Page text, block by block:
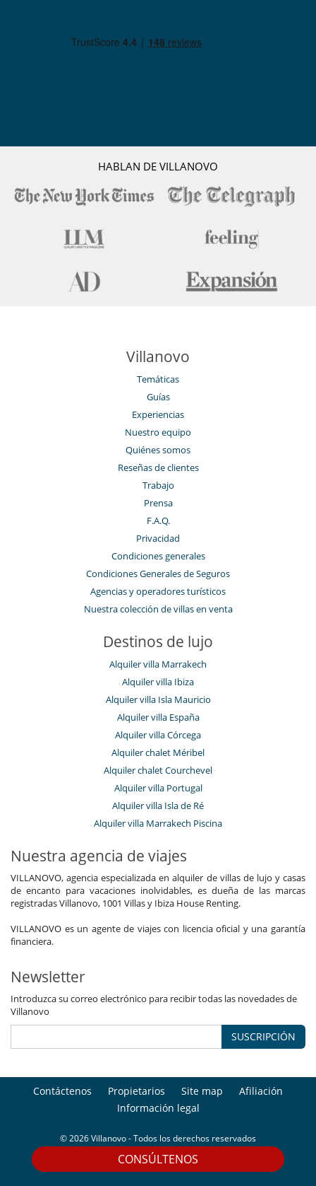
CONSÚLTENOS
HABLAN DE VILLANOVO
Villanovo
Temáticas
Guías
Experiencias
Nuestro equipo
Quiénes somos
Reseñas de clientes
Trabajo
Prensa
F.A.Q.
Privacidad
Condiciones generales
Condiciones Generales de Seguros
Agencias y operadores turísticos
Nuestra colección de villas en venta
Destinos de lujo
Alquiler villa Marrakech
Alquiler villa Ibiza
Alquiler villa Isla Mauricio
Alquiler villa España
Alquiler villa Córcega
Alquiler chalet Méribel
Alquiler chalet Courchevel
Alquiler villa Portugal
Alquiler villa Isla de Ré
Alquiler villa Marrakech Piscina
Nuestra agencia de viajes
VILLANOVO, agencia especializada en alquiler de villas de lujo y casas
de encanto para vacaciones inolvidables, es dueña de las marcas
registradas Villanovo, 1001 Villas y Ibiza House Renting.
VILLANOVO es un agente de viajes con licencia oficial y una garantía
financiera.
Newsletter
Introduzca su correo electrónico para recibir todas las novedades de
Villanovo
SUSCRIPCIÓN
Contáctenos Propietarios Site map
Afiliación
Información legal
© 2026 Villanovo - Todos los derechos reservados